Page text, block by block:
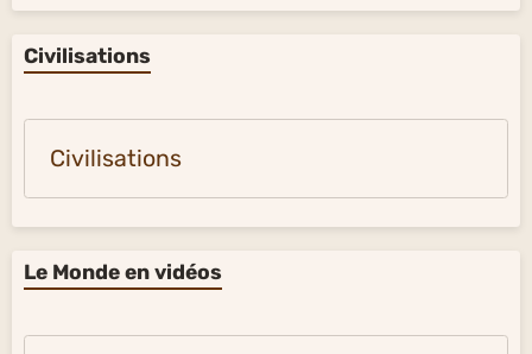
Civilisations
Civilisations
Le Monde en vidéos